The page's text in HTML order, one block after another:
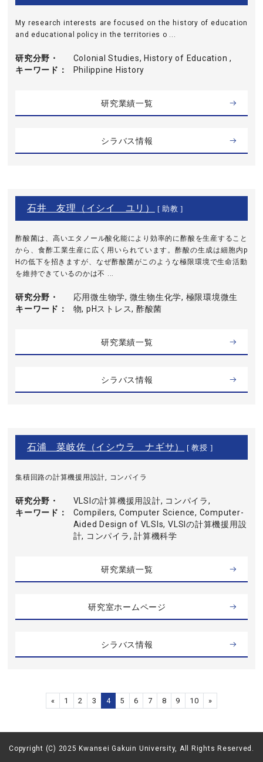
My research interests are focused on the history of education
and educational policy in the territories o ...
研究分野・
キーワード
Colonial Studies, History of Education ,
Philippine History
研究業績一覧
シラバス情報
石井 友理（イシイ ユリ） [ 助教 ]
酢酸菌は、高いエタノール酸化能により効率的に酢酸を生産すること
から、食酢工業生産に広く用いられています。酢酸の生成は細胞内p
Hの低下を招きますが、なぜ酢酸菌がこのような極限環境で生命活動
を維持できているのかは不 ...
研究分野・
キーワード
応用微生物学, 微生物生化学, 極限環境微生
物, pHストレス, 酢酸菌
研究業績一覧
シラバス情報
石浦 菜岐佐（イシウラ ナギサ） [ 教授 ]
集積回路の計算機援用設計, コンパイラ
研究分野・
キーワード
VLSIの計算機援用設計, コンパイラ,
Compilers, Computer Science, Computer-
Aided Design of VLSIs, VLSIの計算機援用設
計, コンパイラ, 計算機科学
研究業績一覧
研究室ホームページ
シラバス情報
« 1 2 3 4 5 6 7 8 9 10 »
Copyright (C) 2025 Kwansei Gakuin University, All Rights Reserved.